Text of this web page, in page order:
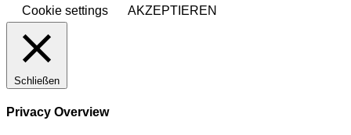
Cookie settings
AKZEPTIEREN
Schließen
Privacy Overview